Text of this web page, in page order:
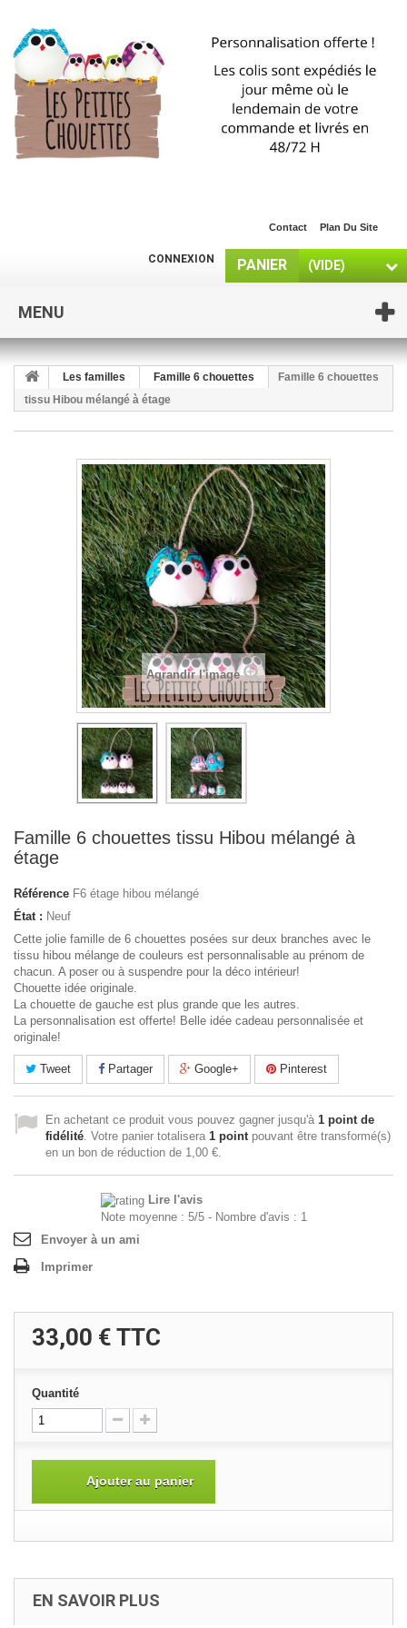
Contact Plan Du Site
PANIER (VIDE)
CONNEXION
MENU
Les familles Famille 6 chouettes
Famille 6 chouettes
tissu Hibou mélangé à étage
Agrandir l'image
Famille 6 chouettes tissu Hibou mélangé à
étage
Référence F6 étage hibou mélangé
État : Neuf
Cette jolie famille de 6 chouettes posées sur deux branches avec le
tissu hibou mélange de couleurs est personnalisable au prénom de
chacun. A poser ou à suspendre pour la déco intérieur!
Chouette idée originale.
La chouette de gauche est plus grande que les autres.
La personnalisation est offerte! Belle idée cadeau personnalisée et
originale!
Tweet Partager Google+ Pinterest
En achetant ce produit vous pouvez gagner jusqu'à 1 point de
fidélité. Votre panier totalisera 1 pointpouvant être transformé(s)
en un bon de réduction de 1,00 €.
Lire l'avis
Note moyenne : 5/5- Nombre d'avis : 1
Envoyer à un ami
Imprimer
33,00 € TTC
Quantité
Ajouter au panier
EN SAVOIR PLUS